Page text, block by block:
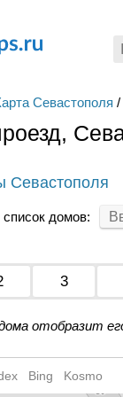
Севастополя /
Севастополя
список домов:
3
отобразит
Bing Kosmo